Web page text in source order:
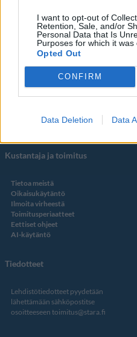
I want to opt-out of
Retention, Sale, and/or
Personal Data that Is
Purposes for which it was
Opted Out
CONFIRM
Data Deletion Data
Koti & Asuminen
Some
YouTube
Kustantaja ja toimitus
Tietoa meistä
Oikaisukäytäntö
Ilmoita virheestä
Toimitusperiaatteet
Eettiset ohjeet
AI-käytäntö
Tiedotteet
Lehdistötiedotteet pyydetään
lähettämään sähköpostitse
osoitteeseen toimitus@stara.fi